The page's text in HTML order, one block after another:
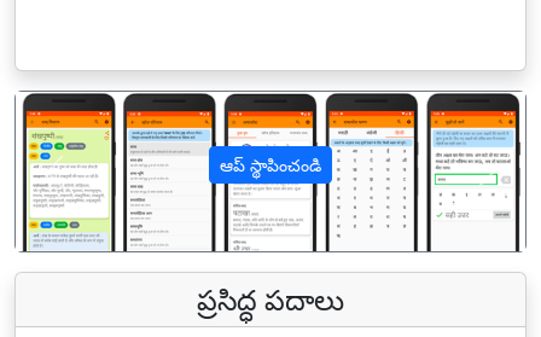
ఆప్ స్థాపించండి
पिछला
ప్రసిద్ధ పదాలు